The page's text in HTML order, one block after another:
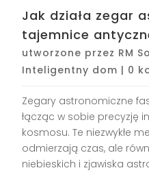
Jak działa zegar
tajemnice
utworzone przez RM
Inteligentny dom | 0
Zegary astronomiczne
łącząc w sobie precyzję
kosmosu. Te niezwykłe
odmierzają czas, ale
niebieskich i zjawiska